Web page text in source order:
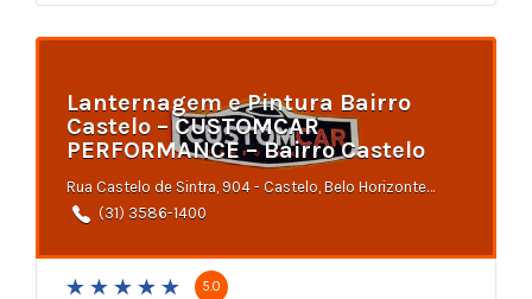
Lanternagem e Pintura Bairro
Castelo – CUSTOMCAR
PERFORMANCE – Bairro Castelo
Rua Castelo de Sintra, 904 - Castelo, Belo Horizonte - MG
(31) 3586-1400
5.0